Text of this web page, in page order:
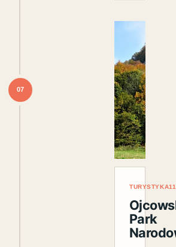
07
TURYSTYKA
Park